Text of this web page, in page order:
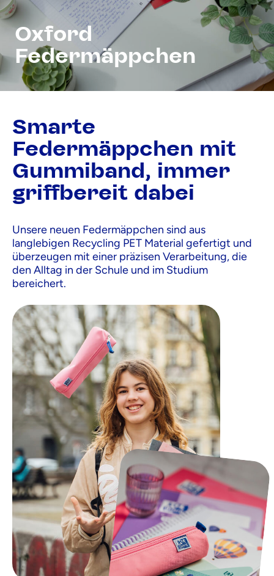
Oxford
Federmäppchen
Smarte
Federmäppchen mit
Gummiband, immer
griffbereit dabei
Unsere neuen Federmäppchen sind aus
langlebigen Recycling PET Material gefertigt und
überzeugen mit einer präzisen Verarbeitung, die
den Alltag in der Schule und im Studium
bereichert.